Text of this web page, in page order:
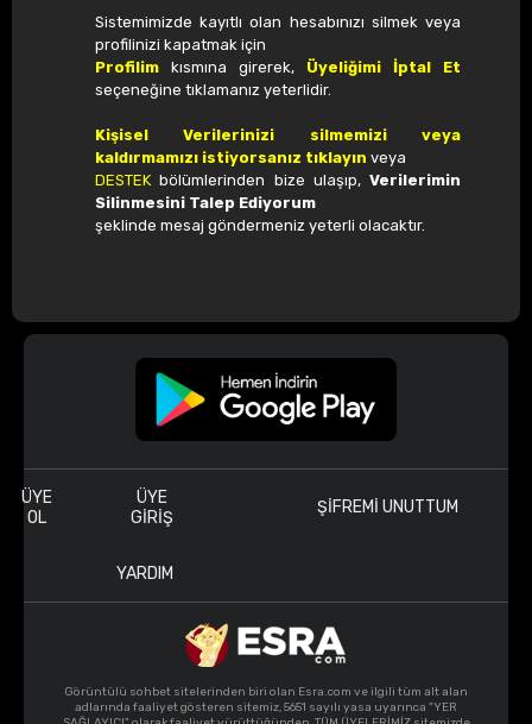
Sistemimizde kayıtlı olan hesabınızı silmek veya
profilinizi kapatmak için
Profilim kısmına girerek, Üyeliğimi İptal Et
seçeneğine tıklamanız yeterlidir.
Kişisel Verilerinizi silmemizi veya
kaldırmamızı istiyorsanız tıklayın veya
DESTEK bölümlerinden bize ulaşıp, Verilerimin
Silinmesini Talep Ediyorum
şeklinde mesaj göndermeniz yeterli olacaktır.
Görüntülü sohbet sitelerinden biri olan Esra.com ve ilgili tüm alt alan
adlarında faaliyet gösteren sitemiz, 5651 sayılı yasa uyarınca "YER
ÜYE
OL
ÜYE
GIRIŞ
ŞIFREMI UNUTTUM
YARDIM